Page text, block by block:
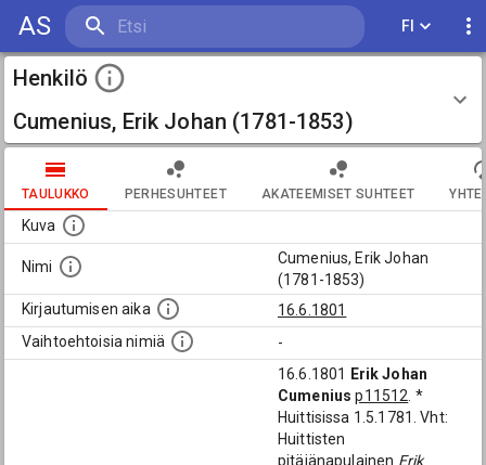
AS FI
Henkilö
Cumenius, Erik Johan (1781-1853)
TAULUKKO PERHESUHTEET AKATEEMISET SUHTEET
Kuva
Nimi
Cumenius, Erik Johan
(1781-1853)
Kirjautumisen aika
16.6.1801
Vaihtoehtoisia nimiä
-
16.6.1801
Erik Johan
Cumenius p11512 . *
Huittisissa 1.5.1781. Vht:
Huittisten
pitäjänapulainen Erik